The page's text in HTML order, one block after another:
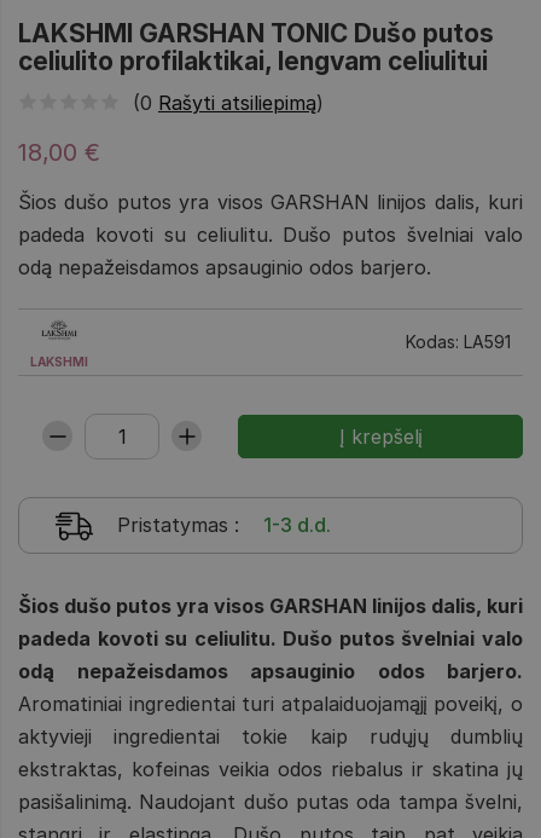
LAKSHMI GARSHAN TONIC Dušo putos
celiulito profilaktikai, lengvam celiulitui
(0 Rašyti atsiliepimą)
18,00 €
Šios dušo putos yra visos GARSHAN linijos dalis, kuri
padeda kovoti su celiulitu. Dušo putos švelniai valo
odą nepažeisdamos apsauginio odos barjero.
LAKSHMI
Kodas: LA591
Pristatymas : 1-3 d.d.
Šios dušo putos yra visos GARSHAN linijos dalis, kuri
padeda kovoti su celiulitu. Dušo putos švelniai valo
odą nepažeisdamos apsauginio odos barjero.
Aromatiniai ingredientai turi atpalaiduojamąjį poveikį, o
aktyvieji ingredientai tokie kaip rudųjų dumblių
ekstraktas, kofeinas veikia odos riebalus ir skatina jų
pasišalinimą. Naudojant dušo putas oda tampa švelni,